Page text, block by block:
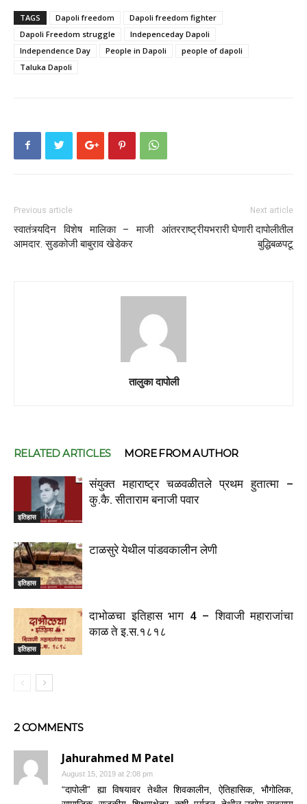
TAGS Dapoli freedom
Dapoli freedom fighter
Dapoli Freedom struggle
Indepenceday Dapoli
Independence Day
People in Dapoli
people of dapoli
Taluka Dapoli
Previous article
स्वातंत्र्यदिन विशेष मालिका – माजी
आमदार. सुडकोजी बाबुराव खेडेकर
Next article
आंतरराष्ट्रीयभरारी घेणारी दापोलीतील
बुद्धिबळपटू
तालुका दापोली
RELATED ARTICLES MORE FROM AUTHOR
इतिहास
संयुक्त महाराष्ट्र चळवळीतले प्रथम हुतात्मा –
कु.कै. सीताराम बनाजी पवार
इतिहास
टाळसुरे येथील पांडवकालीन लेणी
इतिहास
दाभोळचा इतिहास भाग 4 – शिवाजी महाराजांचा
काळ ते इ.स.१८१८
2 COMMENTS
Jahurahmed M Patel
August 15, 2019 at 2:08 pm
“दापोली” ह्या विषयावर तेथील शिवकालीन, ऐतिहासिक, भौगोलिक,